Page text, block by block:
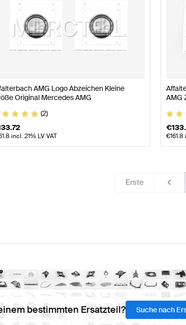
& AerodynamikAMG A-Klasse W177
Mercedes-Benz Sprinter Karosserie &
AMG Logo Abzeichen Kleine
Original Mercedes AMG
(2)
incl. 21% LV VAT
AMG
€
€161.8
Erste
bestimmten Ersatzteil? Suche nach